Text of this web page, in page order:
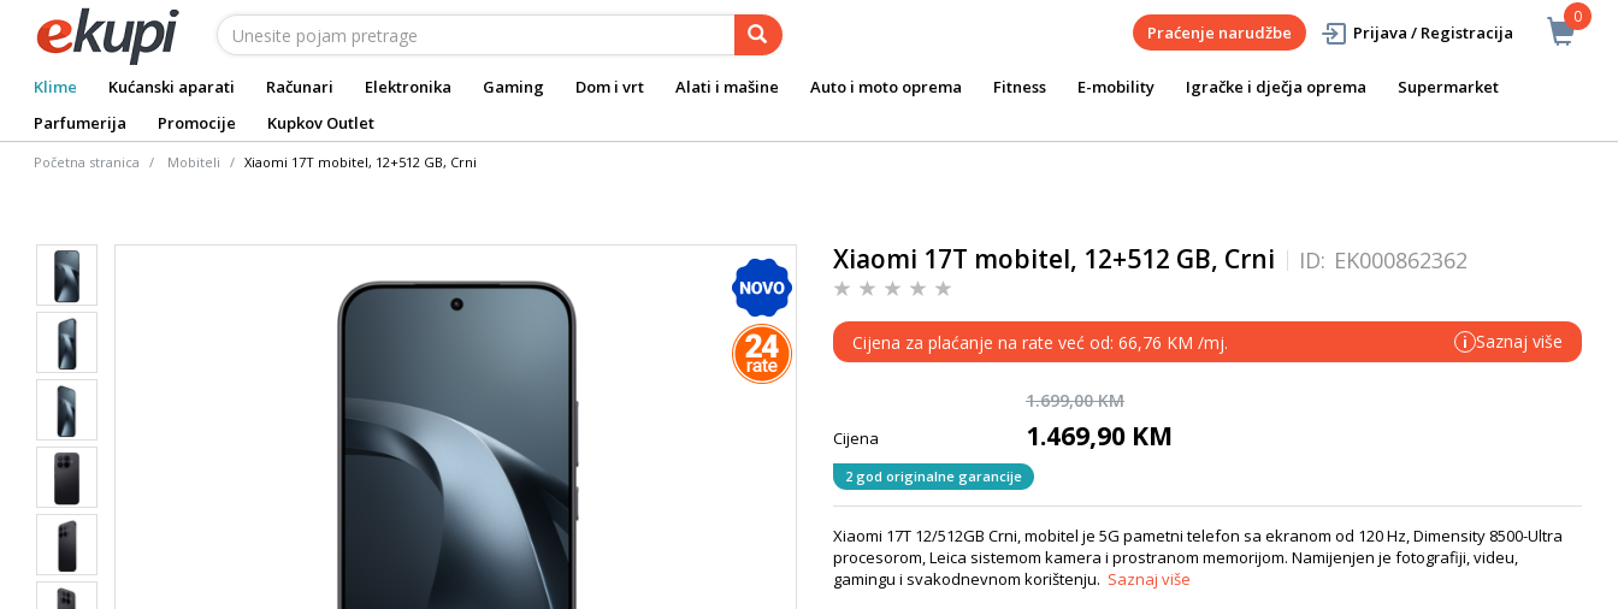
0
Praćenje narudžbe Prijava / Registracija
Klime Kućanski aparati Računari Elektronika Gaming Dom i vrt Alati i mašine Auto i moto oprema Fitness E-mobility Igračke i dječja oprema
Supermarket
Parfumerija
Promocije Kupkov Outlet
Početna stranica Mobiteli Xiaomi 17T mobitel, 12+512 GB, Crni
Xiaomi 17T mobitel, 12+512 GB, Crni ID: EK000862362
Cijena za plaćanje na rate već od: 66,76 KM /mj. i Saznaj više
1.699,00 KM
Cijena 1.469,90 KM
2 god originalne garancije
Xiaomi 17T 12/512GB Crni, mobitel je 5G pametni telefon sa ekranom od 120 Hz, Dimensity 8500-Ultra
procesorom, Leica sistemom kamera i prostranom memorijom. Namijenjen je fotografiji, videu,
gamingu i svakodnevnom korištenju. Saznaj više